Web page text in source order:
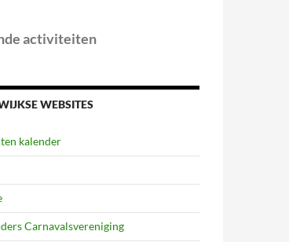
activiteiten
WEBSITES
kalender
Carnavalsvereniging